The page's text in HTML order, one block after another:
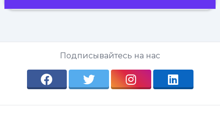
Подписывайтесь на нас